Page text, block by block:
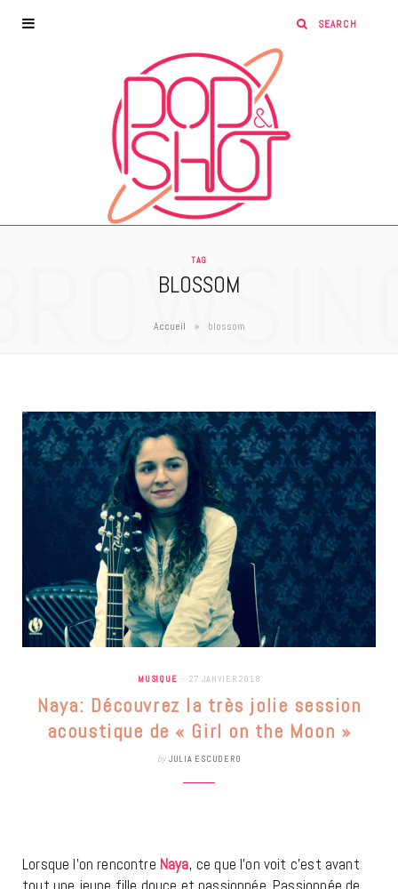
TAG
BLOSSOM
Accueil » blossom
MUSIQUE 27 JANVIER 2018
Naya: Découvrez la très jolie session
acoustique de « Girl on the Moon »
by JULIA ESCUDERO
Lorsque l’on rencontre Naya, ce que l’on voit c’est avant